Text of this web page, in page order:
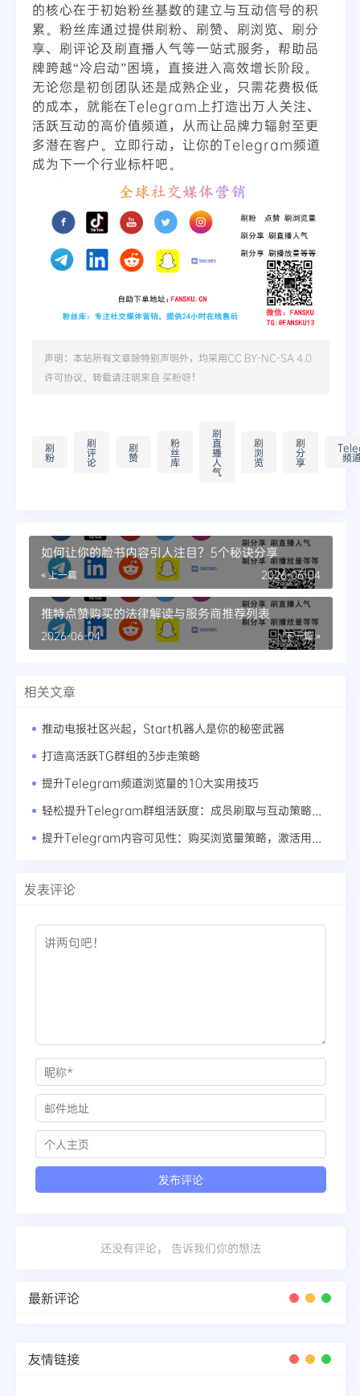
的核心在于初始粉丝基数的建立与互动信号的积
累。粉丝库通过提供刷粉、刷赞、刷浏览、刷分
享、刷评论及刷直播人气等一站式服务，帮助品
牌跨越“冷启动”困境，直接进入高效增长阶段。
无论您是初创团队还是成熟企业，只需花费极低
的成本，就能在Telegram上打造出万人关注、
活跃互动的高价值频道，从而让品牌力辐射至更
多潜在客户。立即行动，让你的Telegram频道
成为下一个行业标杆吧。
声明：本站所有文章除特别声明外，均采用CC BY-NC-SA 4.0
许可协议。转载请注明来自 买粉呀！
刷
粉
刷
评
论
刷
赞
粉
丝
库
刷
直
播
人
气
刷
浏
览
刷
分
享 频
如何让你的脸书内容引人注目？5个秘诀分享
« 上一篇 2026-06-04
推特点赞购买的法律解读与服务商推荐列表
下一篇 »
2026-06-04
相关文章
推动电报社区兴起，Start机器人是你的秘密武器
打造高活跃TG群组的3步走策略
提升Telegram频道浏览量的10大实用技巧
发表评论
还没有评论， 告诉我们你的想法
最新评论
友情链接